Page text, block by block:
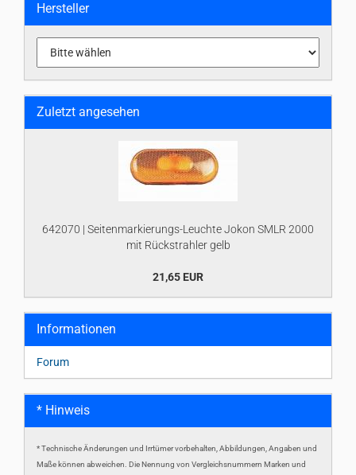
Hersteller
Zuletzt angesehen
642070 | Seitenmarkierungs-Leuchte Jokon SMLR 2000
mit Rückstrahler gelb
21,65 EUR
Informationen
Forum
* Hinweis
* Technische Änderungen und Irrtümer vorbehalten, Abbildungen, Angaben und
Maße können abweichen. Die Nennung von Vergleichsnummern Marken und